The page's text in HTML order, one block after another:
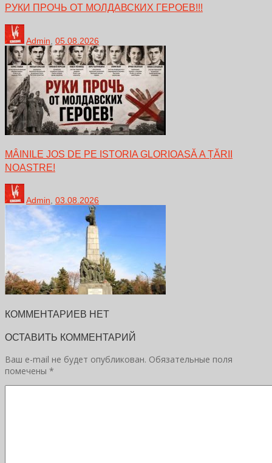
РУКИ ПРОЧЬ ОТ МОЛДАВСКИХ ГЕРОЕВ!!!
Admin 05.08.2026
MÂINILE JOS DE PE ISTORIA GLORIOASĂ A ȚĂRII
NOASTRE!
Admin, 03.08.2026
КОММЕНТАРИЕВ НЕТ
ОСТАВИТЬ КОММЕНТАРИЙ
Ваш e-mail не будет опубликован. Обязательные поля
помечены *